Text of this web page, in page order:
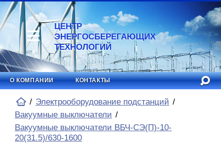
ЦЕНТР
ЭНЕРГОСБЕРЕГАЮЩИХ
ТЕХНОЛОГИЙ
О КОМПАНИИ КОНТАКТЫ
Электрооборудование подстанций
Вакуумные выключатели
Вакуумные выключатели ВБЧ-СЭ(П)-10-
20(31.5)/630-1600